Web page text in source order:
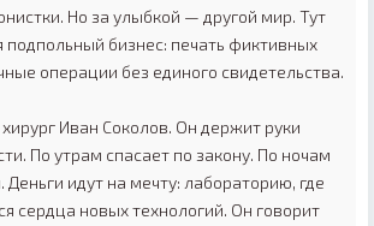
Но за улыбкой — другой мир. Тут
подпольный бизнес: печать фиктивных
операции без единого свидетельства.
Иван Соколов. Он держит руки
По утрам спасает по закону. По ночам
идут на мечту: лабораторию, где
сердца новых технологий. Он говорит